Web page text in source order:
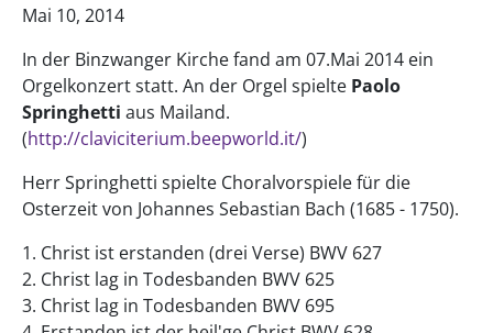
Mai 10, 2014
In der Binzwanger Kirche fand am 07.Mai 2014 ein
Orgelkonzert statt. An der Orgel spielte Paolo
Springhetti aus Mailand.
(http://claviciterium.beepworld.it/)
Herr Springhetti spielte Choralvorspiele für die
Osterzeit von Johannes Sebastian Bach (1685 - 1750).
1. Christ ist erstanden (drei Verse) BWV 627
2. Christ lag in Todesbanden BWV 625
3. Christ lag in Todesbanden BWV 695